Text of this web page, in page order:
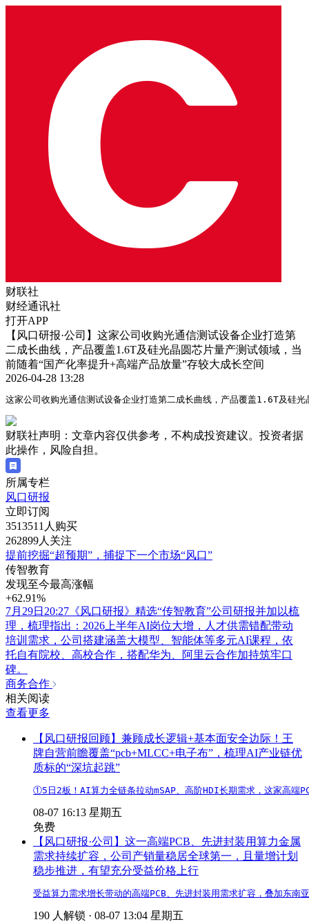
财联社
财经通讯社
打开APP
【风口研报·公司】这家公司收购光通信测试设备企业打造第
二成长曲线，产品覆盖1.6T及硅光晶圆芯片量产测试领域，当
前随着“国产化率提升+高端产品放量”存较大成长空间
2026-04-28 13:28
这家公司收购光通信测试设备企业打造第二成长曲线，产品覆盖1.6T及硅
财联社声明：文章内容仅供参考，不构成投资建议。投资者据
此操作，风险自担。
所属专栏
风口研报
立即订阅
3513511人购买
262899人关注
提前挖掘“超预期”，捕捉下一个市场“风口”
传智教育
发现至今最高涨幅
+62.91%
7月29日20:27《风口研报》精选“传智教育”公司研报并加以梳
理，梳理指出：2026上半年AI岗位大增，人才供需错配带动
培训需求，公司搭建涵盖大模型、智能体等多元AI课程，依
托自有院校、高校合作，搭配华为、阿里云合作加持筑牢口
碑。
商务合作
相关阅读
查看更多
【风口研报回顾】兼顾成长逻辑+基本面安全边际！王
牌自营前瞻覆盖“pcb+MLCC+电子布”，梳理AI产业链优
质标的“深坑起跳”
①5日2板！AI算力全链条拉动mSAP、高阶HDI长期需求，这家高端
08-07 16:13 星期五
免费
【风口研报·公司】这一高端PCB、先进封装用算力金属
需求持续扩容，公司产销量稳居全球第一，且量增计划
稳步推进，有望充分受益价格上行
受益算力需求增长带动的高端PCB、先进封装用需求扩容，叠加东
190 人解锁 · 08-07 13:04 星期五